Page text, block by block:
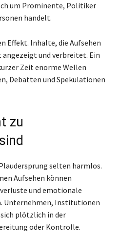
um Prominente, Politiker
handelt.
Effekt. Inhalte, die Aufsehen
und verbreitet. Ein
Zeit enorme Wellen
Debatten und Spekulationen
zu
selten harmlos.
Aufsehen können
und emotionale
Unternehmen, Institutionen
plötzlich in der
oder Kontrolle.